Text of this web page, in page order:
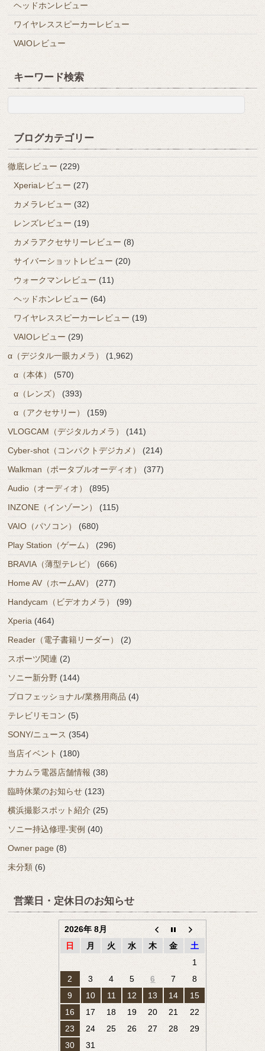
ヘッドホンレビュー
ワイヤレススピーカーレビュー
VAIOレビュー
キーワード検索
ブログカテゴリー
徹底レビュー (229)
Xperiaレビュー (27)
カメラレビュー (32)
レンズレビュー (19)
カメラアクセサリーレビュー (8)
サイバーショットレビュー (20)
ウォークマンレビュー (11)
ヘッドホンレビュー (64)
ワイヤレススピーカーレビュー (19)
VAIOレビュー (29)
α（デジタル一眼カメラ）
(1,962)
α（本体）
(570)
α（レンズ）
(393)
α（アクセサリー）
(159)
VLOGCAM（デジタルカメラ）
(141)
Cyber-shot（コンパクトデジカメ）
(214)
Walkman（ポータブルオーディオ）
(377)
Audio（オーディオ）
(895)
INZONE（インゾーン）
(115)
VAIO（パソコン）
(680)
Play Station（ゲーム）
(296)
BRAVIA（薄型テレビ）
(666)
Home AV（ホームAV）
(277)
Handycam（ビデオカメラ）
(99)
Xperia (464)
Reader（電子書籍リーダー）
(2)
スポーツ関連 (2)
ソニー新分野 (144)
プロフェッショナル/業務用商品 (4)
テレビリモコン (5)
SONY/ニュース (354)
当店イベント (180)
ナカムラ電器店舗情報 (38)
臨時休業のお知らせ (123)
横浜撮影スポット紹介 (25)
ソニー持込修理-実例 (40)
Owner page (8)
未分類 (6)
営業日・定休日のお知らせ
2026年 8月
日
月 火 水 木 金
土
1
2
3 4 5 6 7
8
9
10 11 12 13 14
15
16
17 18 19 20 21
22
23
24 25 26 27 28
29
30
31